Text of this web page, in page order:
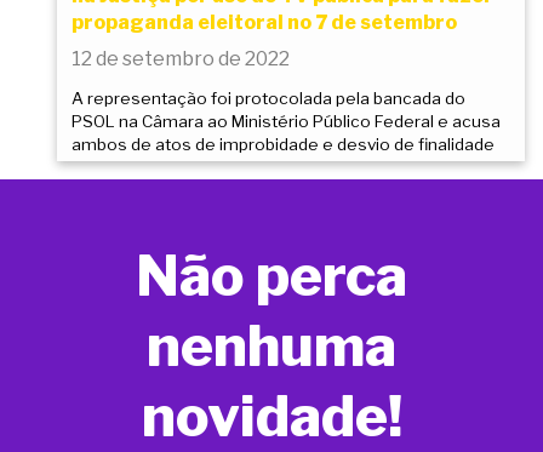
propaganda eleitoral no 7 de setembro
12 de setembro de 2022
A representação foi protocolada pela bancada do
PSOL na Câmara ao Ministério Público Federal e acusa
ambos de atos de improbidade e desvio de finalidade
Não perca
nenhuma
novidade!